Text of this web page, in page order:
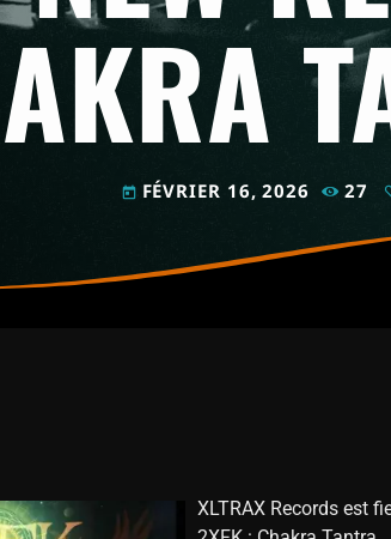
today FÉVRIER 16, 2026 27
XLTRAX Records est